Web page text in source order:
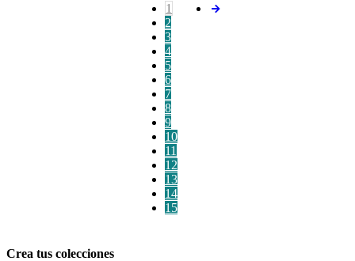
1
2
3
4
5
6
7
8
9
10
11
12
13
14
15
Crea tus colecciones